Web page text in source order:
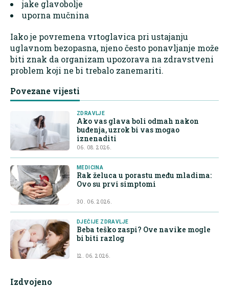
jake glavobolje
uporna mučnina
Iako je povremena vrtoglavica pri ustajanju
uglavnom bezopasna, njeno često ponavljanje može
biti znak da organizam upozorava na zdravstveni
problem koji ne bi trebalo zanemariti.
Povezane vijesti
ZDRAVLJE
Ako vas glava boli odmah nakon
buđenja, uzrok bi vas mogao
iznenaditi
06. 08. 2026.
MEDICINA
Rak želuca u porastu među mladima:
Ovo su prvi simptomi
30. 06. 2026.
DJEČIJE ZDRAVLJE
Beba teško zaspi? Ove navike mogle
bi biti razlog
12. 06. 2026.
Izdvojeno